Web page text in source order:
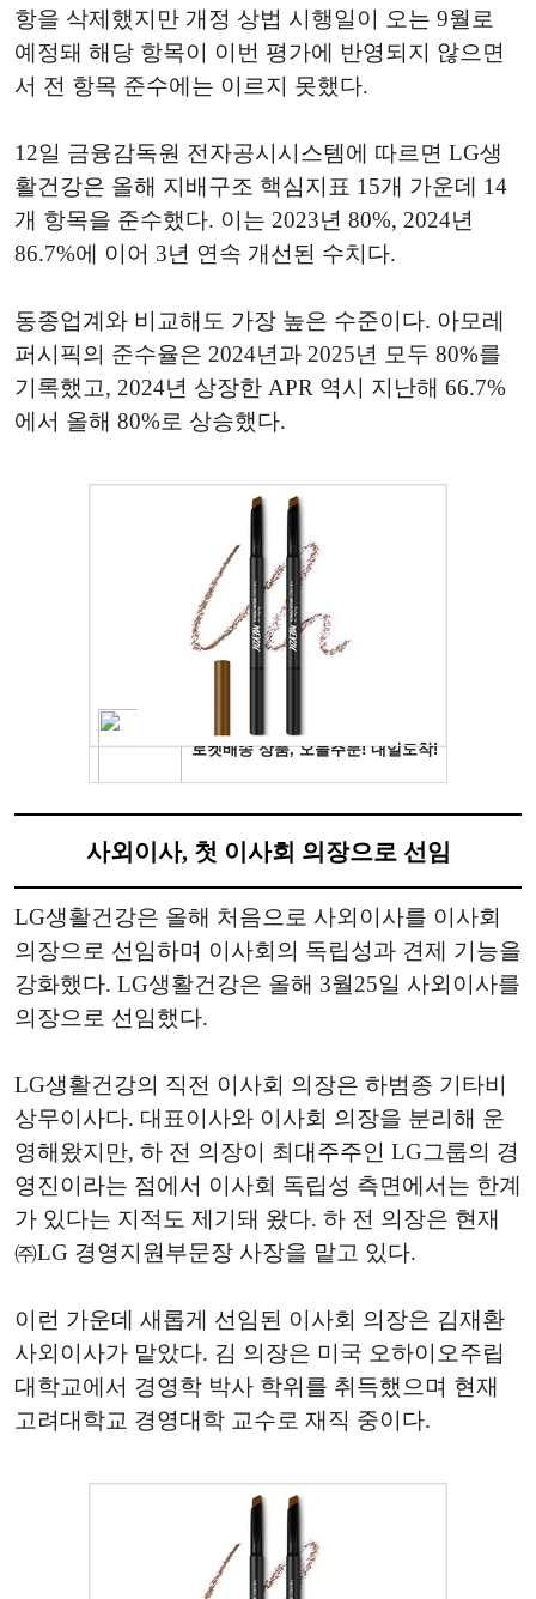
항을 삭제했지만 개정 상법 시행일이 오는 9월로
예정돼 해당 항목이 이번 평가에 반영되지 않으면
서 전 항목 준수에는 이르지 못했다.
12일 금융감독원 전자공시시스템에 따르면 LG생
활건강은 올해 지배구조 핵심지표 15개 가운데 14
개 항목을 준수했다. 이는 2023년 80%, 2024년
86.7%에 이어 3년 연속 개선된 수치다.
동종업계와 비교해도 가장 높은 수준이다. 아모레
퍼시픽의 준수율은 2024년과 2025년 모두 80%를
기록했고, 2024년 상장한 APR 역시 지난해 66.7%
에서 올해 80%로 상승했다.
사외이사, 첫 이사회 의장으로 선임
LG생활건강은 올해 처음으로 사외이사를 이사회
의장으로 선임하며 이사회의 독립성과 견제 기능을
강화했다. LG생활건강은 올해 3월25일 사외이사를
의장으로 선임했다.
LG생활건강의 직전 이사회 의장은 하범종 기타비
상무이사다. 대표이사와 이사회 의장을 분리해 운
영해왔지만, 하 전 의장이 최대주주인 LG그룹의 경
영진이라는 점에서 이사회 독립성 측면에서는 한계
가 있다는 지적도 제기돼 왔다. 하 전 의장은 현재
㈜LG 경영지원부문장 사장을 맡고 있다.
이런 가운데 새롭게 선임된 이사회 의장은 김재환
사외이사가 맡았다. 김 의장은 미국 오하이오주립
대학교에서 경영학 박사 학위를 취득했으며 현재
고려대학교 경영대학 교수로 재직 중이다.